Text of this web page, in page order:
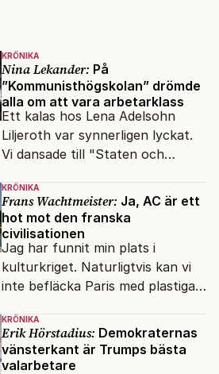
KRÖNIKA
Nina Lekander: På
”Kommunisthögskolan” drömde
alla om att vara arbetarklass
Ett kalas hos Lena Adelsohn
Liljeroth var synnerligen lyckat.
Vi dansade till "Staten och
KRÖNIKA
Frans Wachtmeister: Ja, AC är ett
hot mot den franska
civilisationen
Jag har funnit min plats i
kulturkriget. Naturligtvis kan vi
inte befläcka Paris med plastiga
KRÖNIKA
Erik Hörstadius: Demokraternas
vänsterkant är Trumps bästa
valarbetare